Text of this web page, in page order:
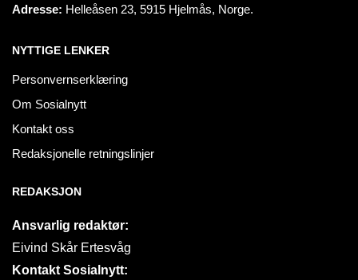
Adresse: Helleåsen 23, 5915 Hjelmås, Norge.
NYTTIGE LENKER
Personvernserklæring
Om Sosialnytt
Kontakt oss
Redaksjonelle retningslinjer
REDAKSJON
Ansvarlig redaktør:
Eivind Skår Ertesvåg
Kontakt Sosialnytt: